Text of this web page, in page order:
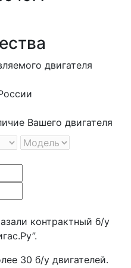
двигателя
Вашего двигателя
контрактный б/у
.
30 б/у двигателей.